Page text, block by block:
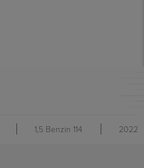
1,5 Benzin 114 2022